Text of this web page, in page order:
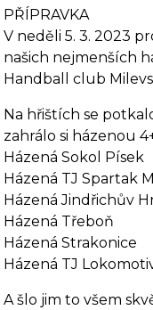
PŘÍPRAVKA
V neděli 5. 3. 2023
našich nejmenších
Handball club
Na hřištích se
zahrálo si házenou
Házená Sokol Písek
Házená TJ Spartak
Házená Jindřichův
Házená Třeboň
Házená Strakonice
Házená TJ
A šlo jim to všem